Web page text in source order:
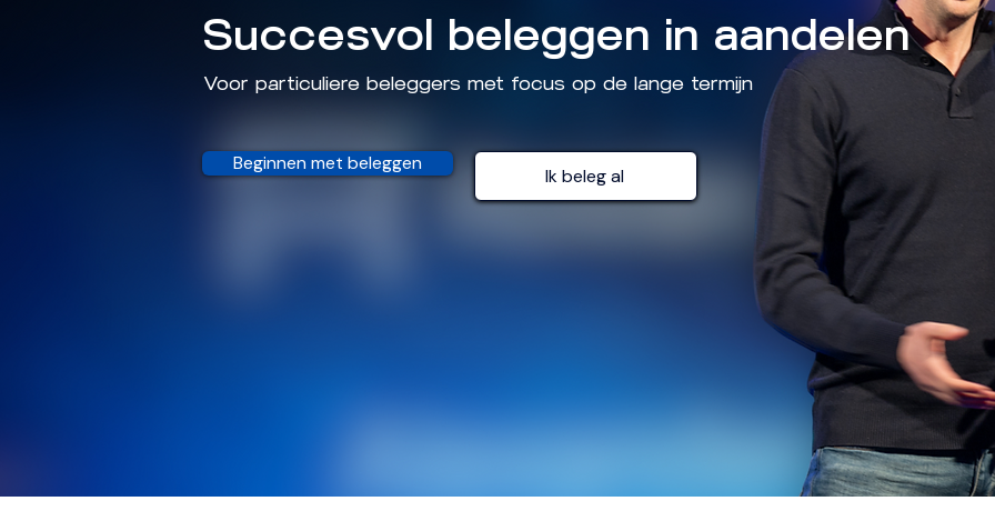
Succesvol beleggen in aandelen
Voor particuliere beleggers met focus op de lange termijn
Beginnen met beleggen
Ik beleg al